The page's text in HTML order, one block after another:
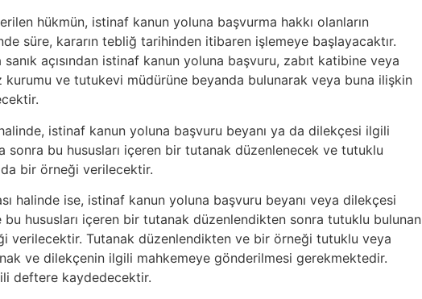
hükmün, istinaf kanun yoluna başvurma hakkı olanların
süre, kararın tebliğ tarihinden itibaren işlemeye başlayacaktır.
açısından istinaf kanun yoluna başvuru, zabıt katibine veya
ve tutukevi müdürüne beyanda bulunarak veya buna ilişkin
istinaf kanun yoluna başvuru beyanı ya da dilekçesi ilgili
sonra bu hususları içeren bir tutanak düzenlenecek ve tutuklu
bir örneği verilecektir.
halinde ise, istinaf kanun yoluna başvuru beyanı veya dilekçesi
hususları içeren bir tutanak düzenlendikten sonra tutuklu bulunan
verilecektir. Tutanak düzenlendikten ve bir örneği tutuklu veya
ve dilekçenin ilgili mahkemeye gönderilmesi gerekmektedir.
deftere kaydedecektir.